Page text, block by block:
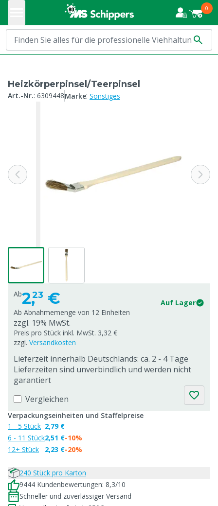
0
Heizkörperpinsel/Teerpinsel
Art.-Nr.: 6309448Marke: Sonstiges
Ab2,23 €
Auf Lager
Ab Abnahmemenge von 12 Einheiten
zzgl. 19% MwSt.
Preis pro Stück inkl. MwSt. 3,32 €
zzgl. Versandkosten
Lieferzeit innerhalb Deutschlands: ca. 2 - 4 Tage
Lieferzeiten sind unverbindlich und werden nicht
garantiert
Vergleichen
Verpackungseinheiten und Staffelpreise
1 - 5 Stück
6 - 11 Stück
12+ Stück
2,79 €
2,51 €
2,23 €
-10%
-20%
240 Stück pro Karton
9444 Kundenbewertungen: 8,3/10
Schneller und zuverlässiger Versand